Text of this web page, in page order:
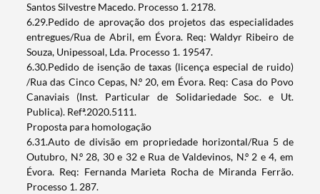
Santos Silvestre Macedo. Processo 1. 2178.
6.29.Pedido de aprovação dos projetos das especialidades
entregues/Rua de Abril, em Évora. Req: Waldyr Ribeiro de
Souza, Unipessoal, Lda. Processo 1. 19547.
6.30.Pedido de isenção de taxas (licença especial de ruido)
/Rua das Cinco Cepas, N.º 20, em Évora. Req: Casa do Povo
Canaviais (Inst. Particular de Solidariedade Soc. e Ut.
Publica). Refª.2020.5111.
Proposta para homologação
6.31.Auto de divisão em propriedade horizontal/Rua 5 de
Outubro, N.º 28, 30 e 32 e Rua de Valdevinos, N.º 2 e 4, em
Évora. Req: Fernanda Marieta Rocha de Miranda Ferrão.
Processo 1. 287.